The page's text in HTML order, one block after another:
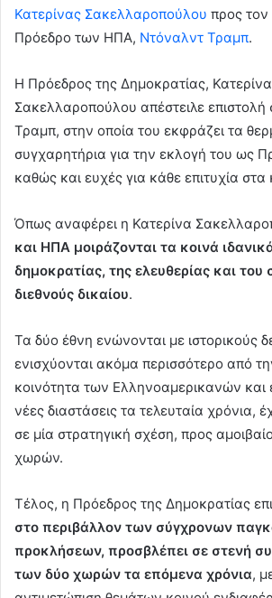
Κατερίνας Σακελλαροπούλου προς τον
Πρόεδρο των ΗΠΑ, Ντόναλντ Τραμπ.
Η Πρόεδρος της Δημοκρατίας, Κατερίνα
Σακελλαροπούλου απέστειλε
Τραμπ, στην οποία του εκφράζει τα
συγχαρητήρια για την εκλογή του ως
καθώς και ευχές για κάθε επιτυχία
Όπως αναφέρει η Κατερίνα
και ΗΠΑ μοιράζονται τα κοινά
δημοκρατίας, της ελευθερίας και του
διεθνούς δικαίου.
Τα δύο έθνη ενώνονται με ιστορικούς
ενισχύονται ακόμα περισσότερο από
κοινότητα των Ελληνοαμερικανών και
νέες διαστάσεις τα τελευταία χρόνια,
σε μία στρατηγική σχέση, προς
χωρών.
Τέλος, η Πρόεδρος της Δημοκρατίας
στο περιβάλλον των σύγχρονων
προκλήσεων, προσβλέπει σε στενή
των δύο χωρών τα επόμενα χρόνια,